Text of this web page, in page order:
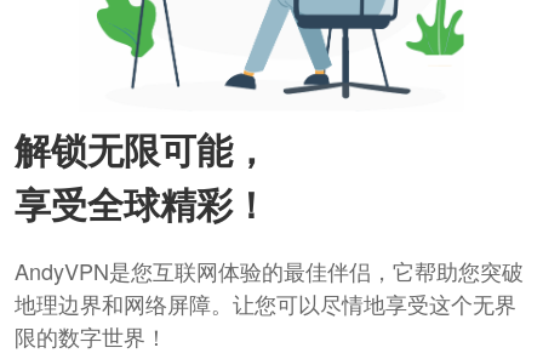
解锁无限可能，
享受全球精彩！
AndyVPN是您互联网体验的最佳伴侣，它帮助您突破
地理边界和网络屏障。让您可以尽情地享受这个无界
限的数字世界！